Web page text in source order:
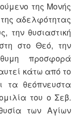
της Μονής
αδελφότητας
την θυσιαστική
στο Θεό, την
προσφορά
κάτω από το
τα θεόπνευστα
του ο Σεβ.
των Αγίων